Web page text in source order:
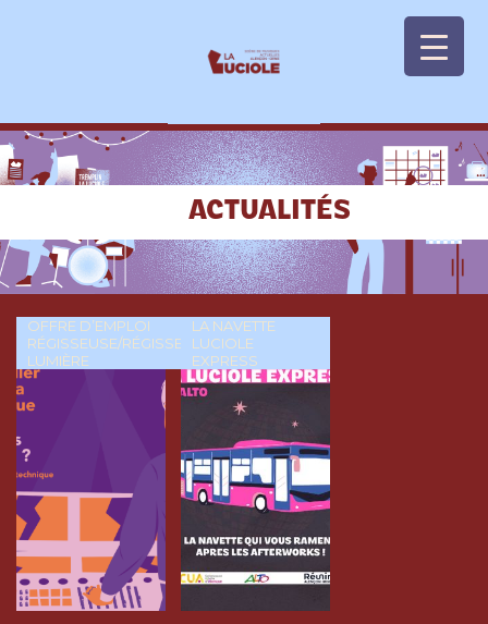
ACTUALITÉS
OFFRE D’EMPLOI
RÉGISSEUSE/RÉGISSEUR
LUMIÈRE
LA NAVETTE
LUCIOLE
EXPRESS